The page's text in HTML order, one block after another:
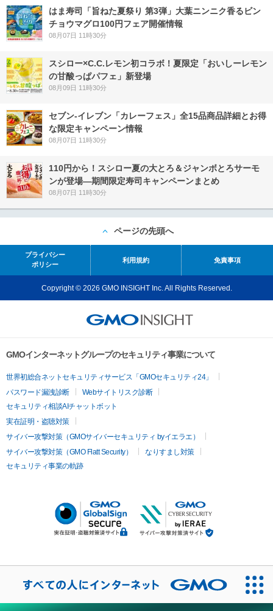
はま寿司「旨ねた夏祭り 第3弾」大葉ニンニク香るビン
チョウマグロ100円フェア開催情報
08月07日 11時30分
スシロー×C.C.レモン初コラボ！夏限定「おいしーレモン
の甘酸っぱパフェ」新登場
08月09日 11時30分
セブン‐イレブン「カレーフェス」全15品商品詳細とお得
な限定キャンペーン情報
08月07日 11時30分
110円から！スシロー夏の大とろ＆ジャンボとろサーモ
ンが登場―期間限定寿司キャンペーンまとめ
08月07日 11時30分
ページの先頭へ
プライバシー
ポリシー
利用規約 免責事項
Copyright © 2026 GMO INSIGHT Inc. All Rights Reserved.
GMOインターネットグループのセキュリティ事業について
世界初総合ネットセキュリティサービス「GMOセキュリティ24」
パスワード漏洩診断
Webサイトリスク診断
セキュリティ相談AIチャットボット
実在証明・盗聴対策
サイバー攻撃対策（GMOサイバーセキュリティ byイエラエ）
サイバー攻撃対策（GMO Flatt Security）
なりすまし対策
セキュリティ事業の軌跡